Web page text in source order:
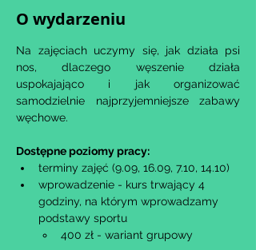
O wydarzeniu
Na zajęciach uczymy się, jak działa psi
nos, dlaczego węszenie działa
uspokajająco i jak organizować
samodzielnie najprzyjemniejsze zabawy
węchowe.
Dostępne poziomy pracy:
terminy zajęć (9.09, 16.09, 7.10, 14.10)
wprowadzenie - kurs trwający 4
godziny, na którym wprowadzamy
podstawy sportu
400 zł - wariant grupowy​